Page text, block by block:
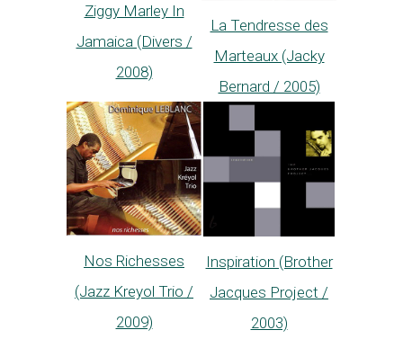
Ziggy Marley In
Jamaica (Divers /
2008)
La Tendresse des
Marteaux (Jacky
Bernard / 2005)
Nos Richesses
(Jazz Kreyol Trio /
2009)
Inspiration (Brother
Jacques Project /
2003)